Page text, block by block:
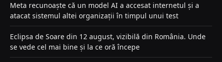
Meta recunoaște că un model AI a accesat internetul și a
atacat sistemul altei organizații în timpul unui test
Eclipsa de Soare din 12 august, vizibilă din România. Unde
se vede cel mai bine și la ce oră începe